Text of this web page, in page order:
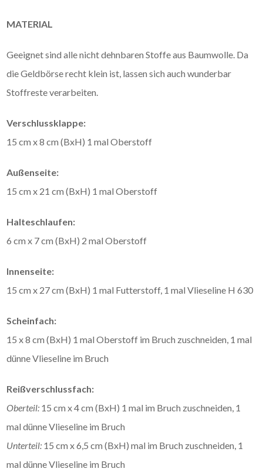
MATERIAL
Geeignet sind alle nicht dehnbaren Stoffe aus Baumwolle. Da
die Geldbörse recht klein ist, lassen sich auch wunderbar
Stoffreste verarbeiten.
Verschlussklappe:
15 cm x 8 cm (BxH) 1 mal Oberstoff
Außenseite:
15 cm x 21 cm (BxH) 1 mal Oberstoff
Halteschlaufen:
6 cm x 7 cm (BxH) 2 mal Oberstoff
Innenseite:
15 cm x 27 cm (BxH) 1 mal Futterstoff, 1 mal Vlieseline H 630
Scheinfach:
15 x 8 cm (BxH) 1 mal Oberstoff im Bruch zuschneiden, 1 mal
dünne Vlieseline im Bruch
Reißverschlussfach:
Oberteil: 15 cm x 4 cm (BxH) 1 mal im Bruch zuschneiden, 1
mal dünne Vlieseline im Bruch
Unterteil: 15 cm x 6,5 cm (BxH) mal im Bruch zuschneiden, 1
mal dünne Vlieseline im Bruch